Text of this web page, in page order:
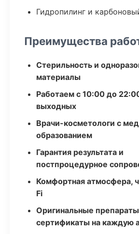
Гидропилинг и
Преимущества
Стерильность и
материалы
Работаем с 10:00 до
выходных
Врачи-косметологи с
образованием
Гарантия результата и
постпроцедурное
Комфортная атмосфера,
Fi
Оригинальные
сертификаты на каждую